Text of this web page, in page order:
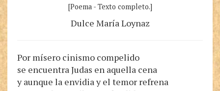
[Poema - Texto completo.]
Dulce María Loynaz
Por mísero cinismo compelido
se encuentra Judas en aquella cena
y aunque la envidia y el temor refrena